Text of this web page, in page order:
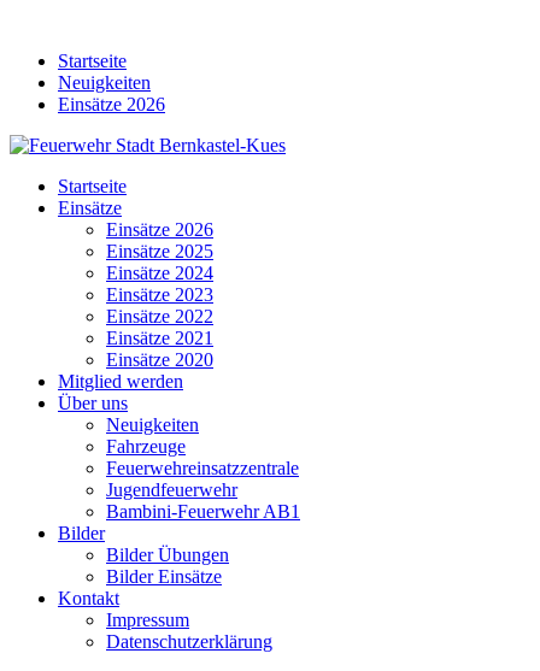
contentStartseite
Neuigkeiten
Einsätze 2026
Startseite
Einsätze
Einsätze 2026
Einsätze 2025
Einsätze 2024
Einsätze 2023
Einsätze 2022
Einsätze 2021
Einsätze 2020
Mitglied werden
Über uns
Neuigkeiten
Fahrzeuge
Feuerwehreinsatzzentrale
Jugendfeuerwehr
Bambini-Feuerwehr AB1
Bilder
Bilder Übungen
Bilder Einsätze
Kontakt
Impressum
Datenschutzerklärung